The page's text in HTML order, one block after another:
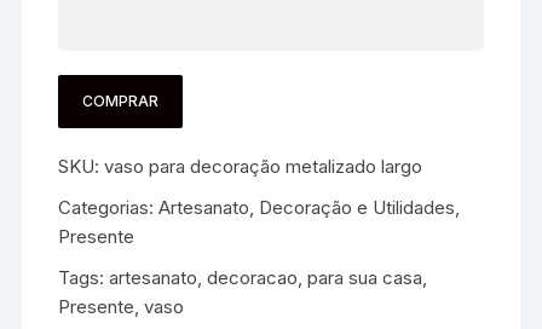
COMPRAR
SKU:vaso para decoração metalizado largo
Categorias:Artesanato, Decoração e Utilidades,
Presente
Tags:artesanato,decoracao,para sua casa,
Presente,vaso